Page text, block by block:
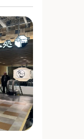
シンボルであ
クス仕様に装
選手と写真撮
ポットとして
に、ホークス
日にはパブリ
施！ ■「夏はホークス！天神夏まつ
り2026」とは
日（日曜日
天候時は主
中止になる
予約不要
天神・薬院
#お祭り＆季節
#ナイトタイム